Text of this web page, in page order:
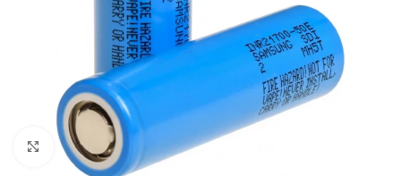
Click to enlarge